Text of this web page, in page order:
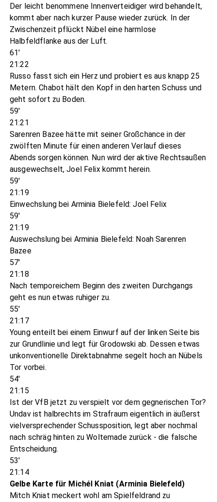
Der leicht benommene Innenverteidiger wird behandelt,
kommt aber nach kurzer Pause wieder zurück. In der
Zwischenzeit pflückt Nübel eine harmlose
Halbfeldflanke aus der Luft.
61'
21:22
Russo fasst sich ein Herz und probiert es aus knapp 25
Metern. Chabot hält den Kopf in den harten Schuss und
geht sofort zu Boden.
59'
21:21
Sarenren Bazee hätte mit seiner Großchance in der
zwölften Minute für einen anderen Verlauf dieses
Abends sorgen können. Nun wird der aktive Rechtsaußen
ausgewechselt, Joel Felix kommt herein.
59'
21:19
Einwechslung bei Arminia Bielefeld: Joel Felix
59'
21:19
Auswechslung bei Arminia Bielefeld: Noah Sarenren
Bazee
57'
21:18
Nach temporeichem Beginn des zweiten Durchgangs
geht es nun etwas ruhiger zu.
55'
21:17
Young enteilt bei einem Einwurf auf der linken Seite bis
zur Grundlinie und legt für Grodowski ab. Dessen etwas
unkonventionelle Direktabnahme segelt hoch an Nübels
Tor vorbei.
54'
21:15
Ist der VfB jetzt zu verspielt vor dem gegnerischen Tor?
Undav ist halbrechts im Strafraum eigentlich in äußerst
vielversprechender Schussposition, legt aber nochmal
nach schräg hinten zu Woltemade zurück - die falsche
Entscheidung.
53'
21:14
Gelbe Karte für Michél Kniat (Arminia Bielefeld)
Mitch Kniat meckert wohl am Spielfeldrand zu